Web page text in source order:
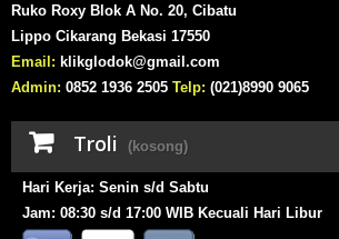
Ruko Roxy Blok A No. 20, Cibatu
Lippo Cikarang Bekasi 17550
Email: klikglodok@gmail.com
Admin: 0852 1936 2505 Telp: (021)8990 9065
Troli (kosong)
Hari Kerja: Senin s/d Sabtu
Jam: 08:30 s/d 17:00 WIB Kecuali Hari Libur